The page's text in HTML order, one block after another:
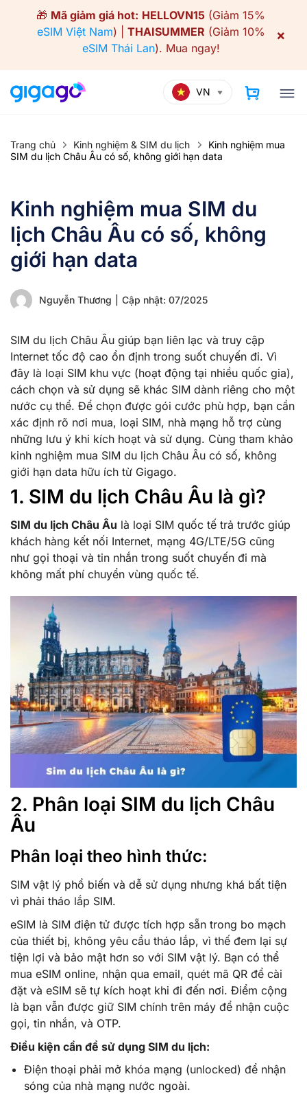
🎁 Mã giảm giá hot: HELLOVN15 (Giảm 15%
eSIM Việt Nam) | THAISUMMER (Giảm 10%
eSIM Thái Lan). Mua ngay!
×
VN
Trang chủ Kinh nghiệm & SIM du lịch
Kinh nghiệm mua
SIM du lịch Châu Âu có số, không giới hạn data
Kinh nghiệm mua SIM du
lịch Châu Âu có số, không
giới hạn data
Nguyễn Thương Cập nhật: 07/2025
SIM du lịch Châu Âu giúp bạn liên lạc và truy cập
Internet tốc độ cao ổn định trong suốt chuyến đi. Vì
đây là loại SIM khu vực (hoạt động tại nhiều quốc gia),
cách chọn và sử dụng sẽ khác SIM dành riêng cho một
nước cụ thể. Để chọn được gói cước phù hợp, bạn cần
xác định rõ nơi mua, loại SIM, nhà mạng hỗ trợ cùng
những lưu ý khi kích hoạt và sử dụng. Cùng tham khảo
kinh nghiệm mua SIM du lịch Châu Âu có số, không
giới hạn data hữu ích từ Gigago.
1. SIM du lịch Châu Âu là gì?
SIM du lịch Châu Âu là loại SIM quốc tế trả trước giúp
khách hàng kết nối Internet, mạng 4G/LTE/5G cũng
như gọi thoại và tin nhắn trong suốt chuyến đi mà
không mất phí chuyển vùng quốc tế.
2. Phân loại SIM du lịch Châu
Âu
Phân loại theo hình thức:
SIM vật lý phổ biến và dễ sử dụng nhưng khá bất tiện
vì phải tháo lắp SIM.
eSIM là SIM điện tử được tích hợp sẵn trong bo mạch
của thiết bị, không yêu cầu tháo lắp, vì thế đem lại sự
tiện lợi và bảo mật hơn so với SIM vật lý. Bạn có thể
mua eSIM online, nhận qua email, quét mã QR để cài
đặt và eSIM sẽ tự kích hoạt khi đi đến nơi. Điểm cộng
là bạn vẫn được giữ SIM chính trên máy để nhận cuộc
gọi, tin nhắn, và OTP.
Điều kiện cần để sử dụng SIM du lịch:
Điện thoại phải mở khóa mạng (unlocked) để nhận
sóng của nhà mạng nước ngoài.